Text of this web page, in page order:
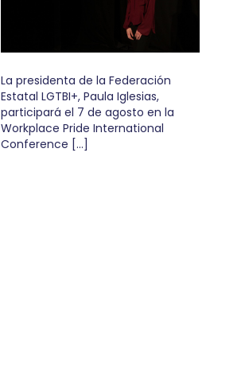
La presidenta de la Federación
Estatal LGTBI+, Paula Iglesias,
participará el 7 de agosto en la
Workplace Pride International
Conference […]